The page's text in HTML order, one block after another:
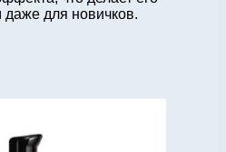
для новичков.